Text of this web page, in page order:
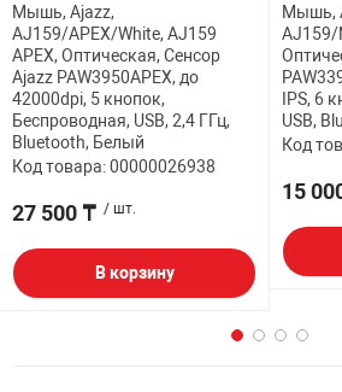
Мышь, Ajazz,
AJ159/APEX/White, AJ159
APEX, Оптическая, Сенсор
Ajazz PAW3950APEX, до
42000dpi, 5 кнопок,
Беспроводная, USB, 2,4 ГГц,
Bluetooth, Белый
Код товара: 00000026938
27 500 ₸ / шт.
В корзину
Мышь,
AJ159/
IPS, 6
USB,
Код
15